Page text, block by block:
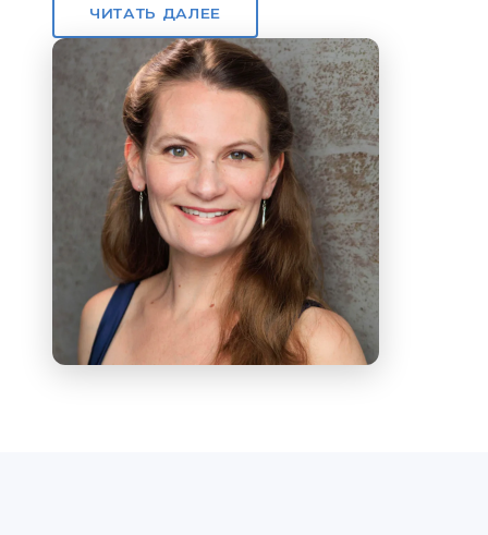
James Bowman; участие совместно с English
National Opera Baylis (ныне ENO
Engage) в мастер-классах в лондонских школах;
MagnificatЗеленки с хором и оркестром
Dartington International Summer
School;Der Hirt auf dem FelsenШуберта на
MusicFest Aberystwyth, а также мировая
премьера
Song of SongsIan Assersohn. В
числе её наиболее недавних оперных ролей —
Pagliacci), Розалинда ( Die Fledermaus
и Мими (La bohème).
В области конкурсов: Heather вышла в
ЧИТАТЬ ДАЛЕЕ